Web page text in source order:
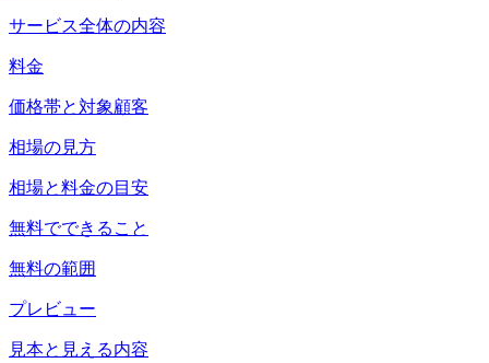
サービス全体の内容
料金
価格帯と対象顧客
相場の見方
相場と料金の目安
無料でできること
無料の範囲
プレビュー
見本と見える内容